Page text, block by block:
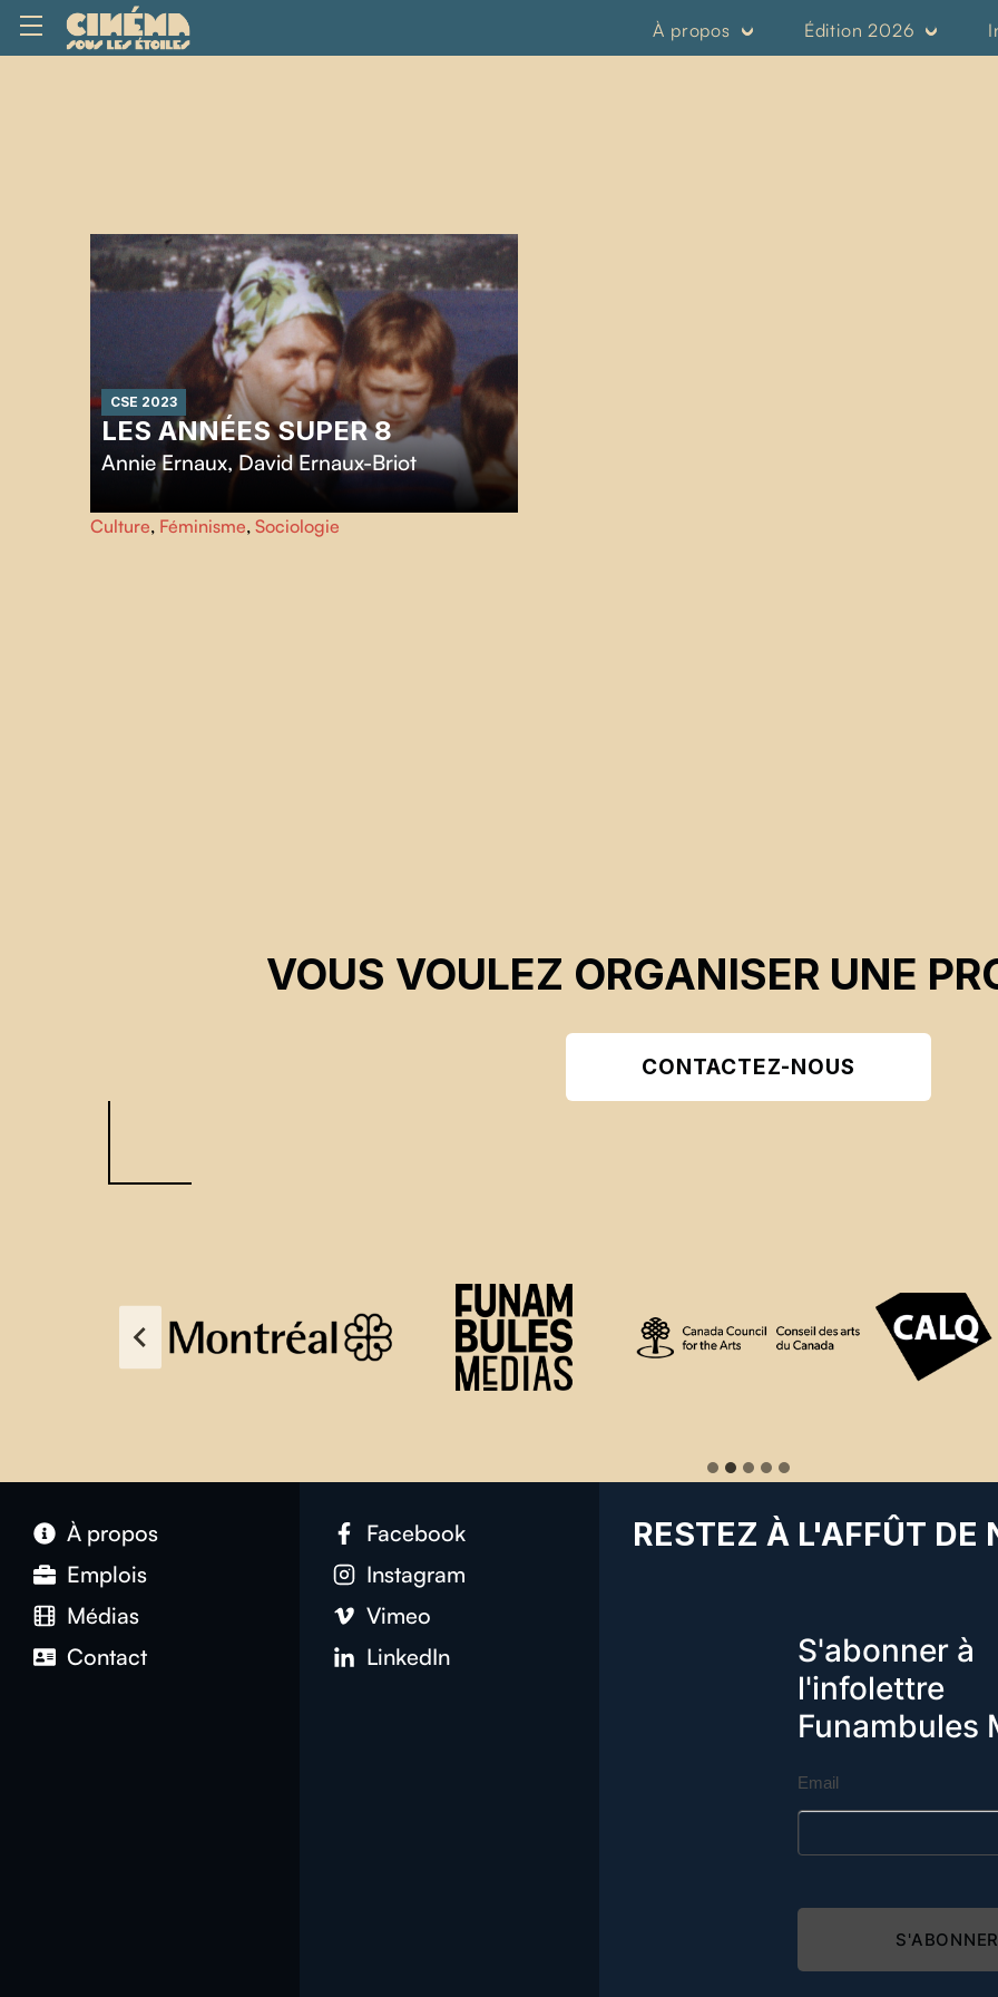
À propos Édition 2026
CSE 2023
LES ANNÉES SUPER 8
Annie Ernaux,David Ernaux-Briot
Les films Super 8 pris par l'écrivaineAnnie Ernauxentre
1972 et 1981 sont des archives familiales, mais aussi le
Culture, Féminisme, Sociologie
VOUS VOULEZ ORGANISER UNE
CONTACTEZ-NOUS
À propos
Emplois
Médias
Contact
Facebook
Instagram
Vimeo
LinkedIn
RESTEZ À L'AFFÛT DE
S'abonner à
l'infolettre
Funambules
Email
S'ABONNER